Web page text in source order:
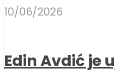
10/06/2026
Edin Avdić je